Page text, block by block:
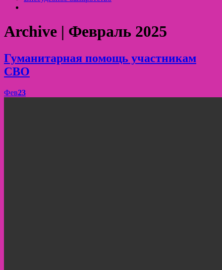
Archive | Февраль 2025
Гуманитарная помощь участникам
СВО
Фев23